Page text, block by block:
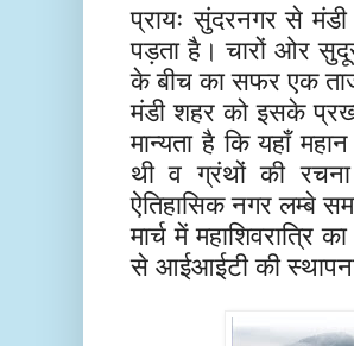
प्रायः सुंदरनगर से
पड़ता है।चारों ओर
के बीच का सफरएक
मंडी शहर को इसके
मान्यता है कि यहाँ
थी व ग्रंथों की
ऐतिहासिक नगर लम्बे
मार्च में महाशिवरात्रि
से आईआईटी की